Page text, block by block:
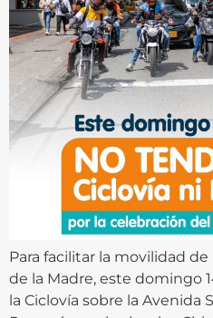
Para facilitar la movilidad
de la Madre, este domingo
la Ciclovía sobre la Avenida